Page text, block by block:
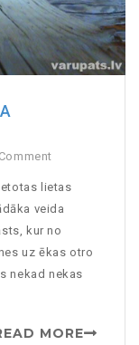
lietas
veida
kur no
uz ēkas otro
nekad nekas
MORE